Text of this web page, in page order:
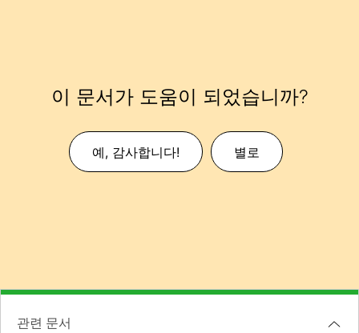
이 문서가 도움이 되었습니까?
예, 감사합니다! 별로
관련 문서